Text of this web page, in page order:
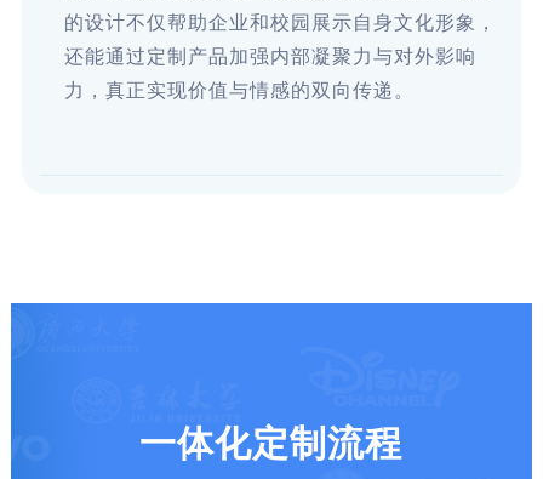
的设计不仅帮助企业和校园展示自身文化形象，
还能通过定制产品加强内部凝聚力与对外影响
力，真正实现价值与情感的双向传递。
一体化定制流程